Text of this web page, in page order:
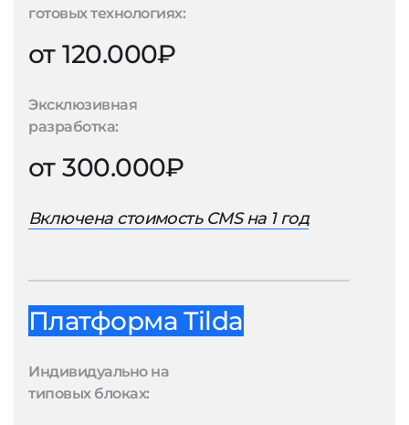
готовых технологиях:
от 120.000₽
Эксклюзивная
разработка:
от 300.000₽
Включена стоимость CMS на 1 год
Платформа Tilda
Индивидуально на
типовых блоках: